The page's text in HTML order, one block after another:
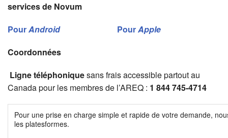
services de Novum
PourAndroid PourApple
Coordonnées
Ligne téléphoniquesans frais accessible partout au
Canada pour les membres de l’AREQ : 1 844 745-4714
Pour une prise en charge simple et rapide de votre demande,
les platesformes.